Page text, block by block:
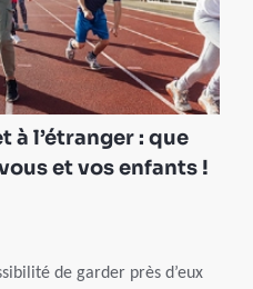
à l’étranger : que
et vos enfants !
de garder près d’eux